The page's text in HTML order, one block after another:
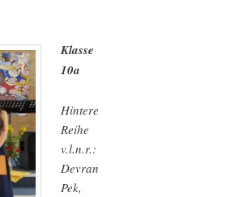
Klasse
10a
Hintere
Reihe
v.l.n.r.:
Devran
Pek,